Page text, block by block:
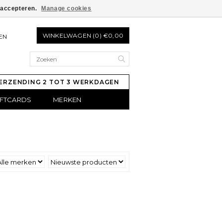
WINKELWAGEN (0) €0,00
2 TOT 3 WERKDAGEN
MERKEN
Manage cookies